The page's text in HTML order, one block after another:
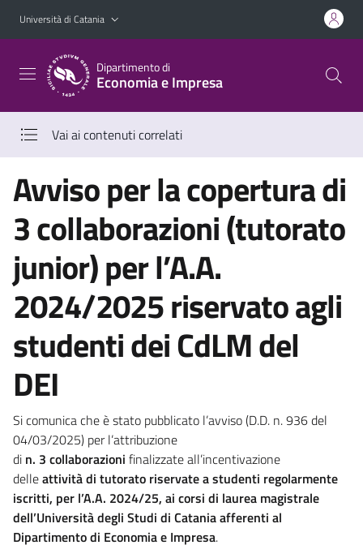
Vai al contenuto principale
Vai al menu di navigazione
Università di Catania
Dipartimento di
Economia e Impresa
Vai ai contenuti correlati
Avviso per la copertura di
3 collaborazioni (tutorato
junior) per l’A.A.
2024/2025 riservato agli
studenti dei CdLM del
DEI
Si comunica che è stato pubblicato l’avviso (D.D. n. 936 del
04/03/2025) per l’attribuzione
di n. 3 collaborazioni finalizzate all’incentivazione
delleattività di tutorato riservate a studenti regolarmente
iscritti, per l’A.A. 2024/25, ai corsi di laurea magistrale
dell’Università degli Studi di Catania afferenti al
Dipartimento di Economia e Impresa.